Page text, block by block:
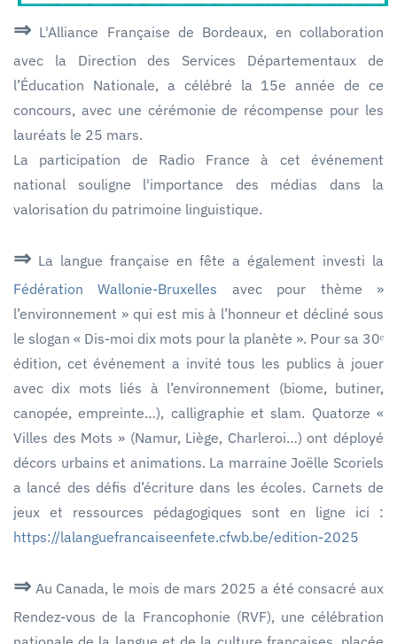
⇒ L'Alliance Française de Bordeaux, en collaboration
avec la Direction des Services Départementaux de
l’Éducation Nationale, a célébré la 15e année de ce
concours, avec une cérémonie de récompense pour les
lauréats le 25 mars.
La participation de Radio France à cet événement
national souligne l'importance des médias dans la
valorisation du patrimoine linguistique.
⇒ La langue française en fête a également investi la
Fédération Wallonie-Bruxelles avec pour thème »
l’environnement » qui est mis à l’honneur et décliné sous
le slogan « Dis-moi dix mots pour la planète ». Pour sa 30ᵉ
édition, cet événement a invité tous les publics à jouer
avec dix mots liés à l’environnement (biome, butiner,
canopée, empreinte…), calligraphie et slam. Quatorze «
Villes des Mots » (Namur, Liège, Charleroi…) ont déployé
décors urbains et animations. La marraine Joëlle Scoriels
a lancé des défis d’écriture dans les écoles. Carnets de
jeux et ressources pédagogiques sont en ligne ici :
https://lalanguefrancaiseenfete.cfwb.be/edition-2025
⇒ Au Canada, le mois de mars 2025 a été consacré aux
Rendez-vous de la Francophonie (RVF), une célébration